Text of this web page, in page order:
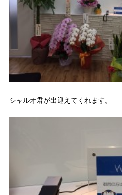
シャルオ君が出迎えてくれます。